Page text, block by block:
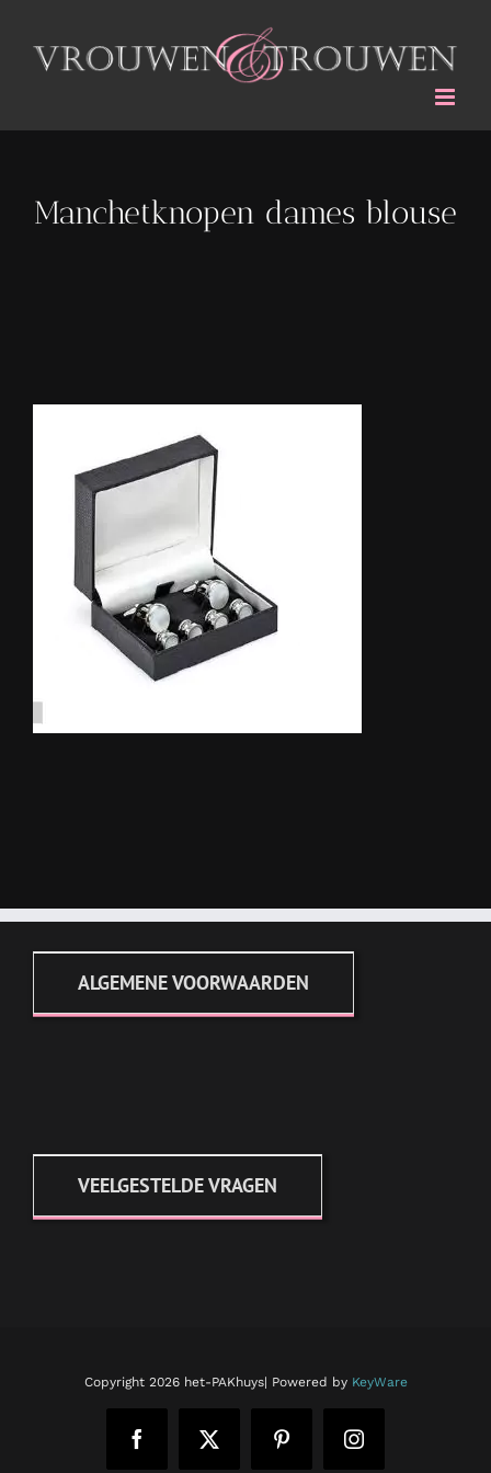
naar
inhoud
Manchetknopen dames blouse
ALGEMENE VOORWAARDEN
VEELGESTELDE VRAGEN
Copyright 2026 het-PAKhuys| Powered by KeyWare
FacebookX PinterestInstagram